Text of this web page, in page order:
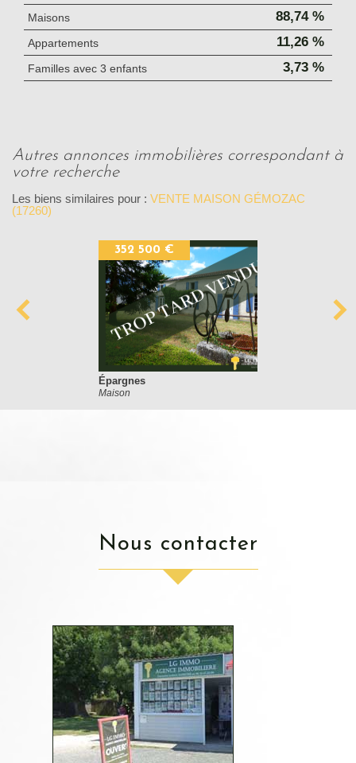
Maisons 88,74 %
Appartements 11,26 %
Familles avec 3 enfants 3,73 %
autres annonces immobilières correspondant à
votre recherche
Les biens similaires pour : VENTE MAISON GÉMOZAC
(17260)
352 500 €
Épargnes
Maison
nous contacter